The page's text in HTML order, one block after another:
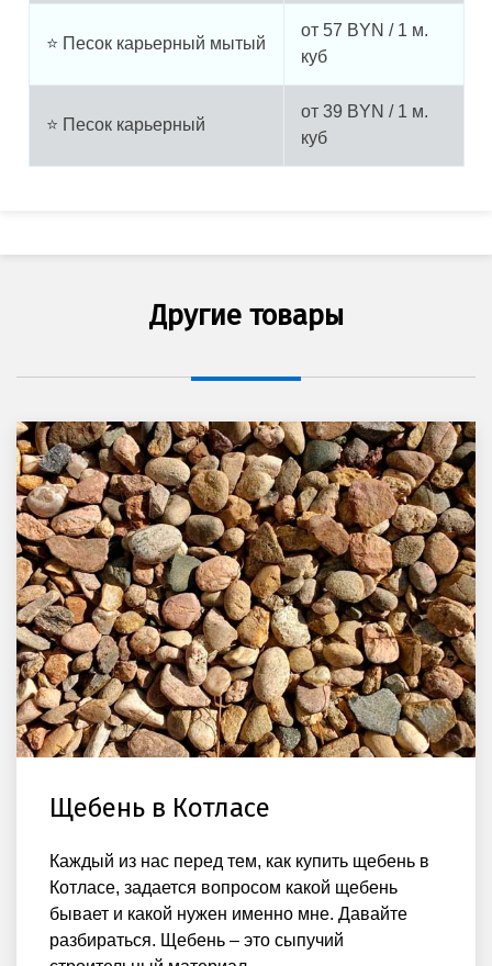
⭐ Песок карьерный мытый
от 57 BYN / 1 м.
куб
⭐ Песок карьерный
от 39 BYN / 1 м.
куб
Другие товары
Щебень в Котласе
Каждый из нас перед тем, как купить щебень в
Котласе, задается вопросом какой щебень
бывает и какой нужен именно мне. Давайте
разбираться. Щебень – это сыпучий